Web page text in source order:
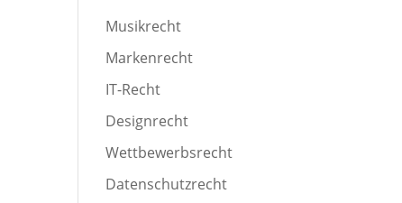
Musikrecht
Markenrecht
IT-Recht
Designrecht
Wettbewerbsrecht
Datenschutzrecht